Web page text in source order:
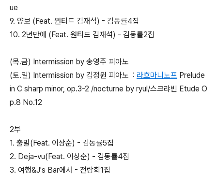
ue
9. 양보 (Feat. 원티드 김재석) - 김동률4집
10. 2년만에 (Feat. 원티드 김재석) - 김동률2집
(목.금) Intermission by 송영주 피아노
(토.일) Intermission by 김정원 피아노 : 라흐마니노프 Prelude
in C sharp minor, op.3-2 /nocturne by ryul/스크랴빈 Etude O
p.8 No.12
2부
1. 출발(Feat. 이상순) - 김동률5집
2. Deja-vu(Feat. 이상순) - 김동률4집
3. 여행&J's Bar에서 - 전람회1집